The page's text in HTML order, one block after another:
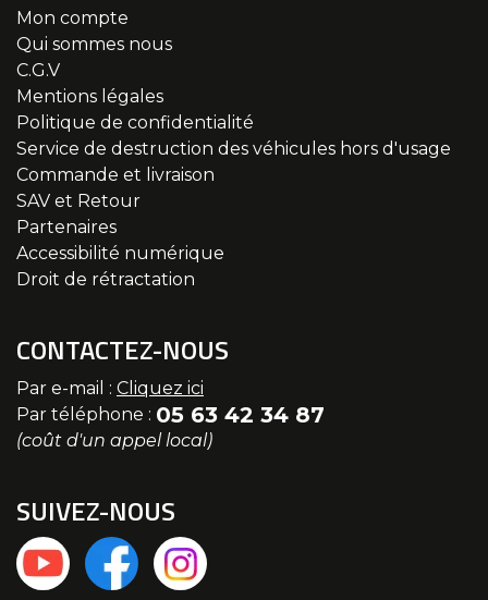
Mon compte
Qui sommes nous
C.G.V
Mentions légales
Politique de confidentialité
Service de destruction des véhicules hors d'usage
Commande et livraison
SAV et Retour
Partenaires
Accessibilité numérique
Droit de rétractation
CONTACTEZ-NOUS
Par e-mail : Cliquez ici
Par téléphone : 05 63 42 34 87
(coût d'un appel local)
SUIVEZ-NOUS